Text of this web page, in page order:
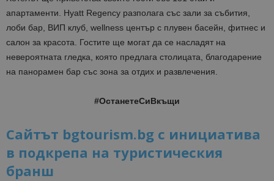
апартаменти. Hyatt Regency разполага със зали за събития,
лоби бар, ВИП клуб, wellness център с плувен басейн, фитнес и
салон за красота. Гостите ще могат да се насладят на
невероятната гледка, която предлага столицата, благодарение
на панорамен бар със зона за отдих и развлечения.
#ОстанетеСиВкъщи
Сайтът bgtourism.bg с инициатива
в подкрепа на туристическия
бранш